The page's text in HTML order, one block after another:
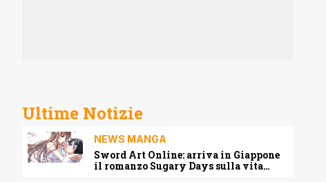
Ultime Notizie
NEWS MANGA
Sword Art Online: arriva in Giappone
il romanzo Sugary Days sulla vita